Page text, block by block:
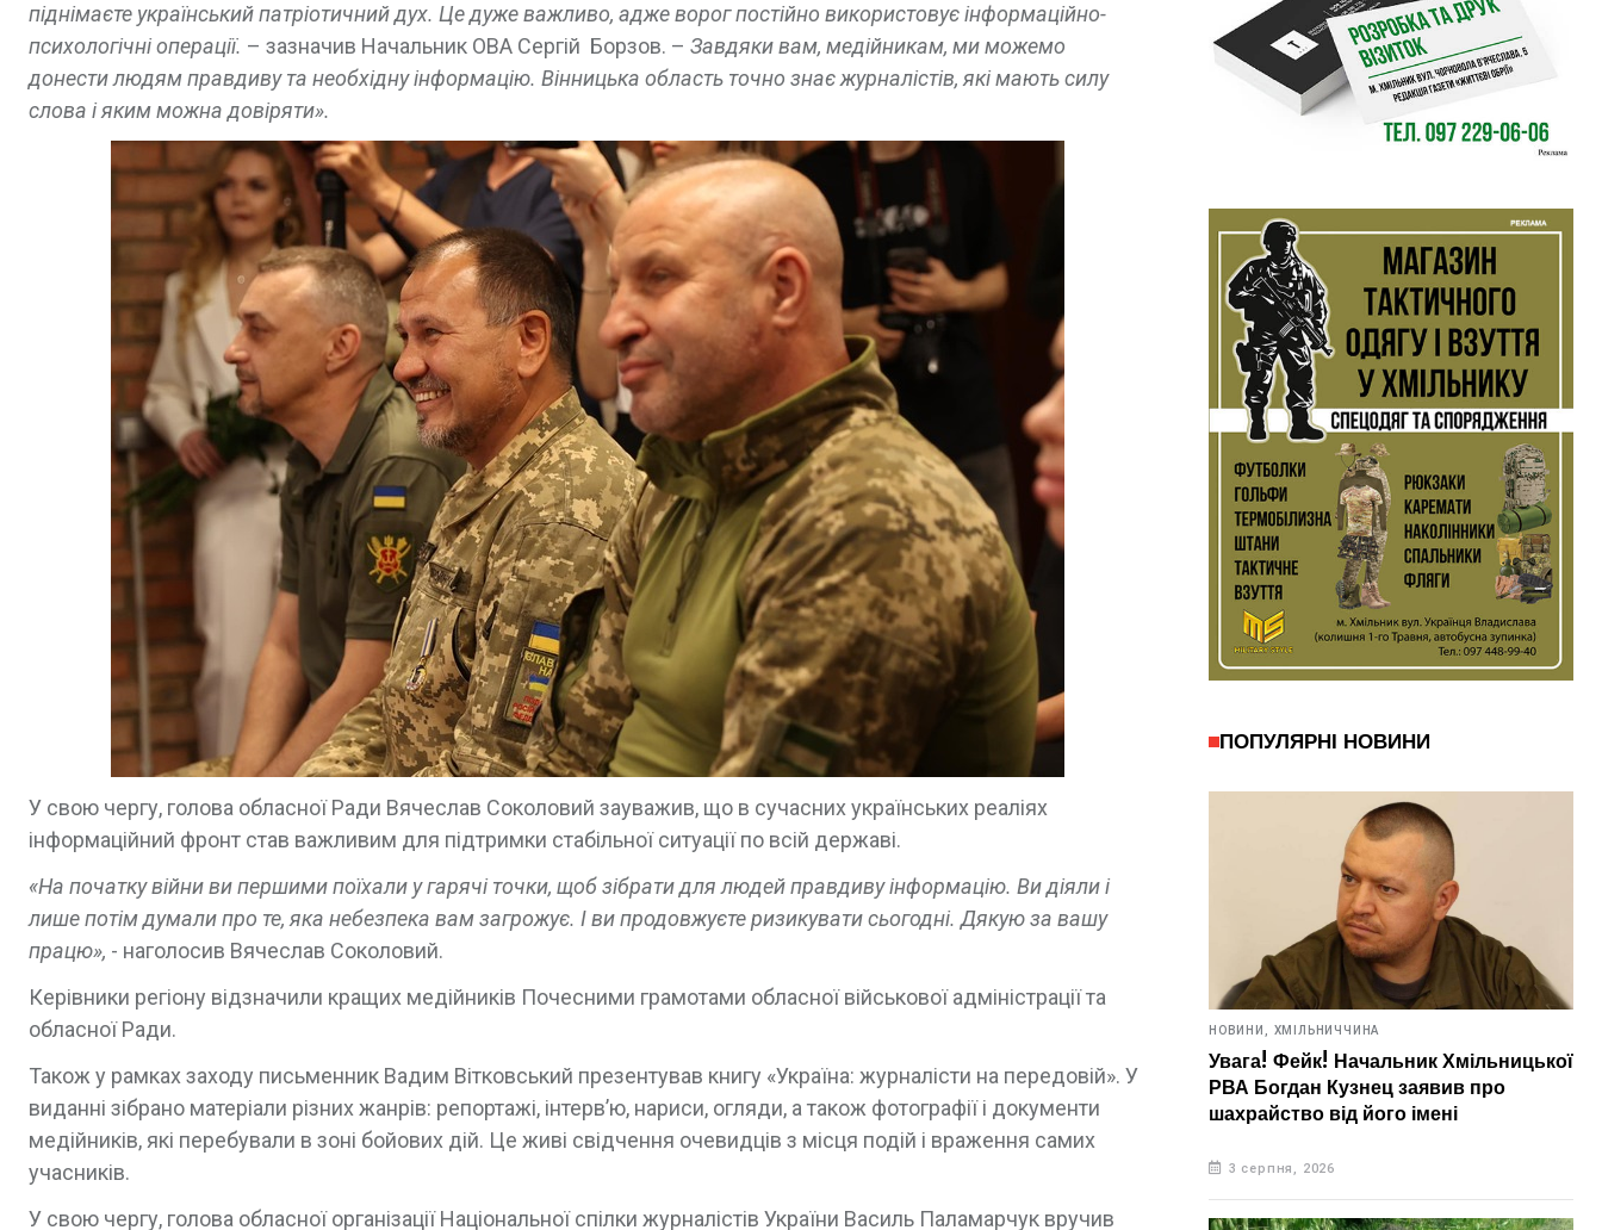
піднімаєте український патріотичний дух. Це дуже важливо, адже ворог постійно використовує інформаційно-
психологічні операції. – зазначив Начальник ОВА Сергій Борзов. – Завдяки вам, медійникам, ми можемо
донести людям правдиву та необхідну інформацію. Вінницька область точно знає журналістів, які мають силу
слова і яким можна довіряти».
У свою чергу, голова обласної Ради Вячеслав Соколовий зауважив, що в сучасних українських реаліях
інформаційний фронт став важливим для підтримки стабільної ситуації по всій державі.
«На початку війни ви першими поїхали у гарячі точки, щоб зібрати для людей правдиву інформацію. Ви діяли і
лише потім думали про те, яка небезпека вам загрожує. І ви продовжуєте ризикувати сьогодні. Дякую за вашу
працю», - наголосив Вячеслав Соколовий.
Керівники регіону відзначили кращих медійників Почесними грамотами обласної військової адміністрації та
обласної Ради.
Також у рамках заходу письменник Вадим Вітковський презентував книгу «Україна: журналісти на передовій». У
виданні зібрано матеріали різних жанрів: репортажі, інтерв’ю, нариси, огляди, а також фотографії і документи
медійників, які перебували в зоні бойових дій. Це живі свідчення очевидців з місця подій і враження самих
учасників.
У свою чергу, голова обласної організації Національної спілки журналістів України Василь Паламарчук вручив
ПОПУЛЯРНІ НОВИНИ
НОВИНИ, ХМІЛЬНИЧЧИНА
Увага! Фейк! Начальник Хмільницької
РВА Богдан Кузнец заявив про
шахрайство від його імені
3 серпня, 2026